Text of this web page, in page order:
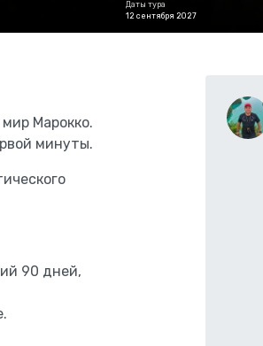
Даты тура
12 сентября 2027
Марокко.
минуты.
90 дней,